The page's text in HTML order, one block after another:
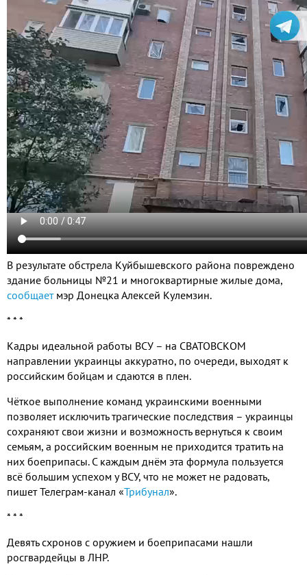
В результате обстрела Куйбышевского района повреждено
здание больницы №21 и многоквартирные жилые дома,
сообщаетмэр Донецка Алексей Кулемзин.
* * *
Кадры идеальной работы ВСУ – на СВАТОВСКОМ
направлении украинцы аккуратно, по очереди, выходят к
российским бойцам и сдаются в плен.
Чёткое выполнение команд украинскими военными
позволяет исключить трагические последствия – украинцы
сохраняют свои жизни и возможность вернуться к своим
семьям, а российским военным не приходится тратить на
них боеприпасы. С каждым днём эта формула пользуется
всё большим успехом у ВСУ, что не может не радовать,
пишет Телеграм-канал «Трибунал».
* * *
Девять схронов с оружием и боеприпасами нашли
росгвардейцы в ЛНР.